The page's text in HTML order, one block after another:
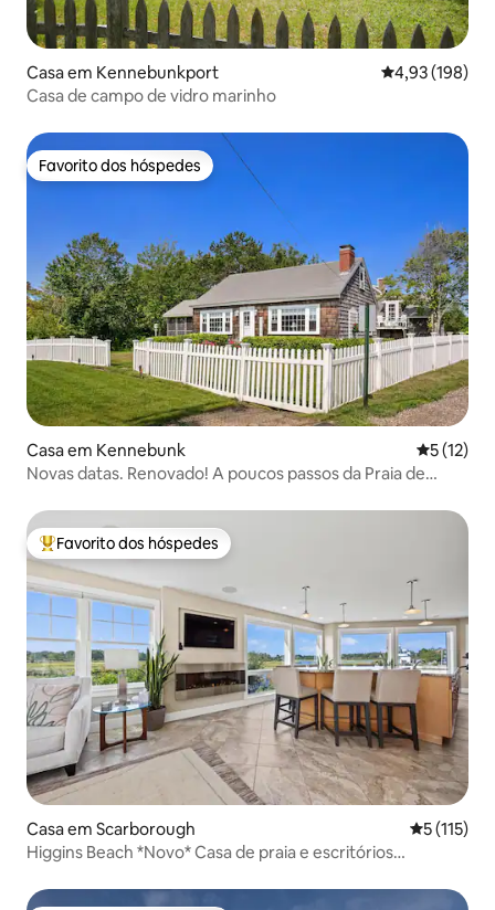
Casa em Kennebunkport Classificação
4,93 (198)
Casa de campo de vidro marinho
Favorito dos hóspedes
Favorito dos hóspedes
Casa em Kennebunk
5 (12)
Novas datas. Renovado! A poucos passos da Praia de
Favoritos dos hóspedes mais apreciados
Favorito dos hóspedes
Casa em Scarborough
5 (115)
Higgins Beach *Novo* Casa de praia e escritórios